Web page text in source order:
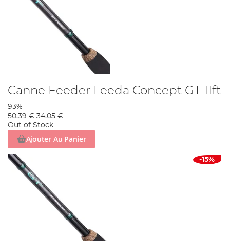
Canne Feeder Leeda Concept GT 11ft
93%
50,39 € 34,05 €
Out of Stock
Ajouter Au Panier
-15%